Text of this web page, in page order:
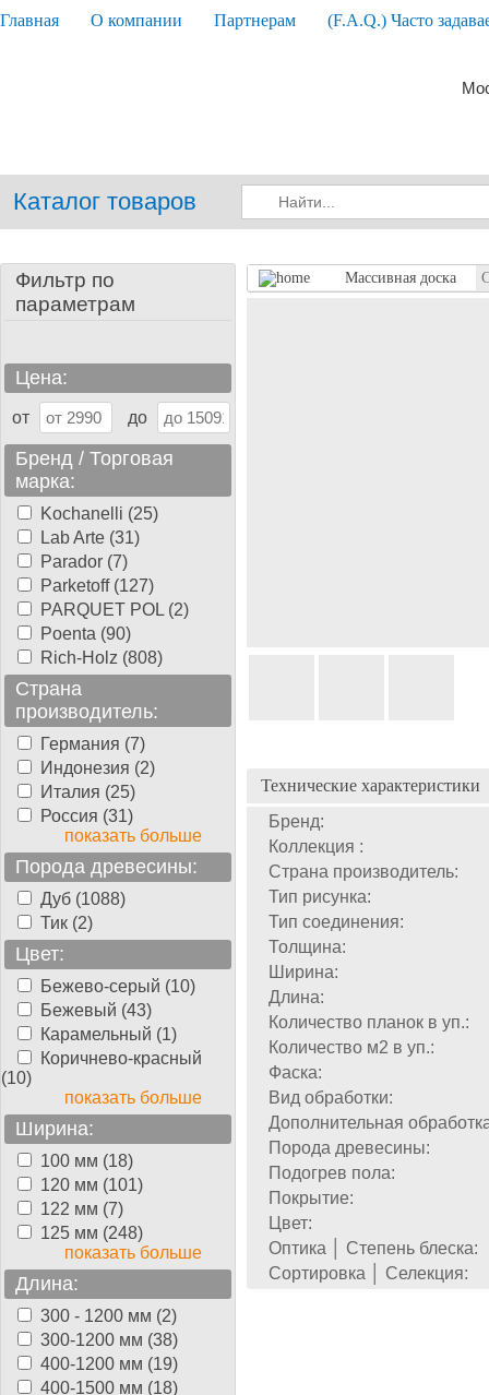
Главная О компании Партнерам (F.A.Q.) Часто
Каталог товаров
Фильтр по
параметрам
Цена:
от до
Бренд / Торговая
марка:
Kochanelli (25)
Lab Arte (31)
Parador (7)
Parketoff (127)
PARQUET POL (2)
Poenta (90)
Rich-Holz (808)
Страна
производитель:
Германия (7)
Индонезия (2)
Италия (25)
Россия (31)
показать больше
Порода древесины:
Дуб (1088)
Тик (2)
Цвет:
Бежево-серый (10)
Бежевый (43)
Карамельный (1)
Коричнево-красный
(10)
показать больше
Ширина:
100 мм (18)
120 мм (101)
122 мм (7)
125 мм (248)
показать больше
Длина:
300 - 1200 мм (2)
300-1200 мм (38)
400-1200 мм (19)
400-1500 мм (18)
Массивная доска
Технические характеристики
Бренд:
Коллекция :
Страна производитель:
Тип рисунка:
Тип соединения:
Толщина:
Ширина:
Длина:
Количество планок в уп.:
Количество м2 в уп.:
Фаска:
Вид обработки:
Дополнительная
Порода древесины:
Подогрев пола:
Покрытие:
Цвет:
Оптика │ Степень блеска:
Сортировка │ Селекция: